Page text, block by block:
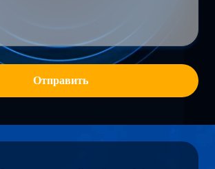
Отправить